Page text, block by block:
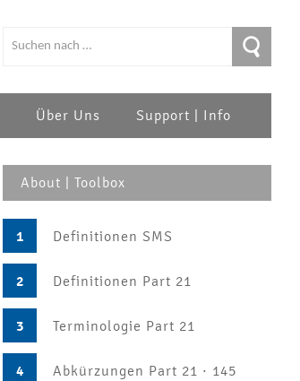
Über Uns Support | Info
About | Toolbox
1 Definitionen SMS
2 Definitionen Part 21
3 Terminologie Part 21
4 Abkürzungen Part 21 · 145